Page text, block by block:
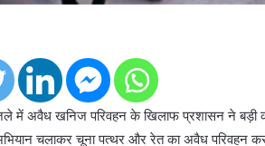
में अवैध खनिज परिवहन के खिलाफ प्रशासन ने बड़ी
चलाकर चूना पत्थर और रेत का अवैध परिवहन